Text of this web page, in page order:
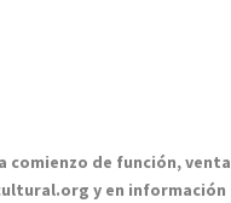
comienzo de función, venta
y en información